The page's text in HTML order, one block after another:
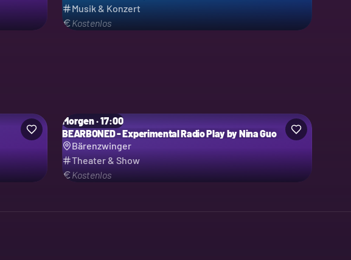
Musik & Konzert
Kostenlos
Morgen · 17:00
BEARBONED - Experimental Radio Play by Nina Guo
Bärenzwinger
Theater & Show
Kostenlos